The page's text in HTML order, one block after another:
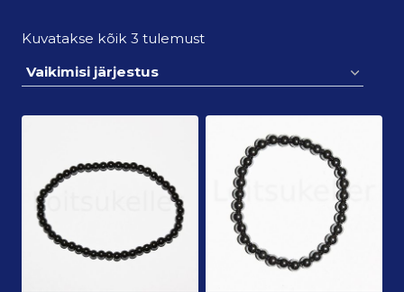
Kuvatakse kõik 3 tulemust